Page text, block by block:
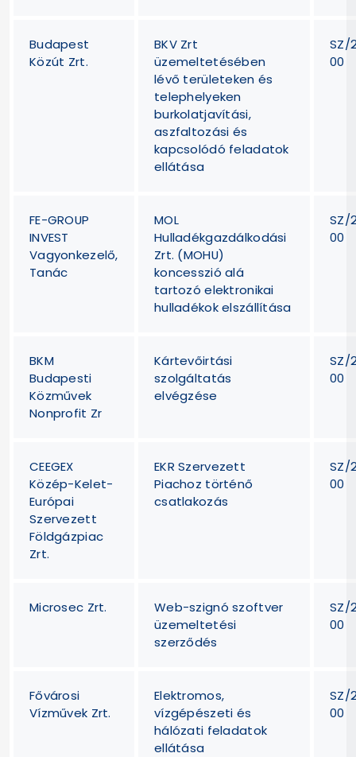
Budapest
Közút Zrt.
BKV Zrt
üzemeltetésében
lévő területeken és
telephelyeken
burkolatjavítási,
aszfaltozási és
kapcsolódó feladatok
ellátása
SZ/
00
FE-GROUP
INVEST
Vagyonkezelő,
Tanác
MOL
Hulladékgazdálkodási
Zrt. (MOHU)
koncesszió alá
tartozó elektronikai
hulladékok elszállítása
SZ/
00
BKM
Budapesti
Közművek
Nonprofit Zr
Kártevőirtási
szolgáltatás
elvégzése
SZ/
00
CEEGEX
Közép-Kelet-
Európai
Szervezett
Földgázpiac
Zrt.
EKR Szervezett
Piachoz történő
csatlakozás
SZ/
00
Microsec Zrt.
Web-szignó szoftver
üzemeltetési
szerződés
SZ/
00
Fővárosi
Vízművek Zrt.
Elektromos,
vízgépészeti és
hálózati feladatok
ellátása
SZ/
00